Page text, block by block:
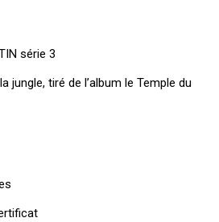
série 3
jungle, tiré de l’album le Temple du